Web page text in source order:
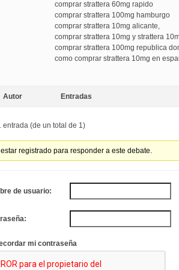
comprar strattera 60mg rapido
comprar strattera 100mg hamburgo
comprar strattera 10mg alicante,
comprar strattera 10mg y strattera
comprar strattera 100mg republica
como comprar strattera 10mg en
Autor Entradas
entrada (de un total de 1)
registrado para responder a este debate.
de usuario:
mi contraseña